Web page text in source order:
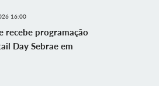
16:00
recebe programação
Day Sebrae em